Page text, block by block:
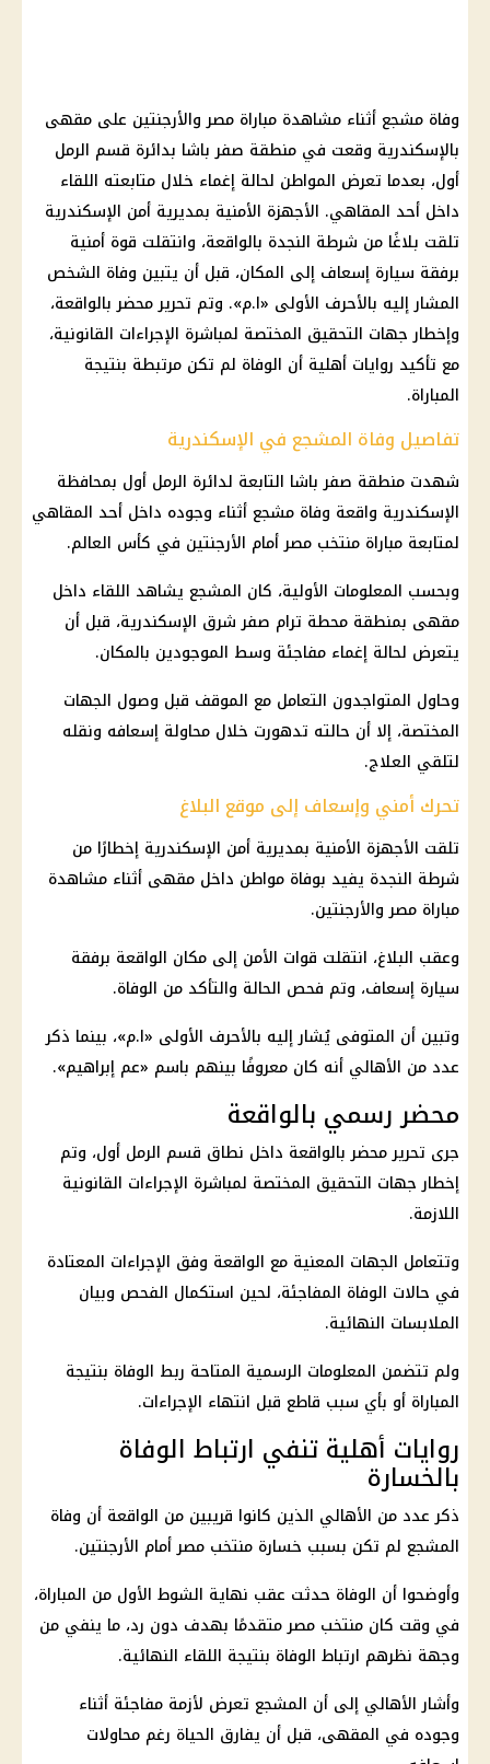
وفاة مشجع أثناء مشاهدة مباراة مصر والأرجنتين على مقهى
بالإسكندرية وقعت في منطقة صفر باشا بدائرة قسم الرمل
أول، بعدما تعرض المواطن لحالة إغماء خلال متابعته اللقاء
داخل أحد المقاهي. الأجهزة الأمنية بمديرية أمن الإسكندرية
تلقت بلاغًا من شرطة النجدة بالواقعة، وانتقلت قوة أمنية
برفقة سيارة إسعاف إلى المكان، قبل أن يتبين وفاة الشخص
المشار إليه بالأحرف الأولى «ا.م». وتم تحرير محضر بالواقعة،
وإخطار جهات التحقيق المختصة لمباشرة الإجراءات القانونية،
مع تأكيد روايات أهلية أن الوفاة لم تكن مرتبطة بنتيجة
المباراة.
تفاصيل وفاة المشجع في الإسكندرية
شهدت منطقة صفر باشا التابعة لدائرة الرمل أول بمحافظة
الإسكندرية واقعة وفاة مشجع أثناء وجوده داخل أحد المقاهي
لمتابعة مباراة منتخب مصر أمام الأرجنتين في كأس العالم.
وبحسب المعلومات الأولية، كان المشجع يشاهد اللقاء داخل
مقهى بمنطقة محطة ترام صفر شرق الإسكندرية، قبل أن
يتعرض لحالة إغماء مفاجئة وسط الموجودين بالمكان.
وحاول المتواجدون التعامل مع الموقف قبل وصول الجهات
المختصة، إلا أن حالته تدهورت خلال محاولة إسعافه ونقله
لتلقي العلاج.
تحرك أمني وإسعاف إلى موقع البلاغ
تلقت الأجهزة الأمنية بمديرية أمن الإسكندرية إخطارًا من
شرطة النجدة يفيد بوفاة مواطن داخل مقهى أثناء مشاهدة
مباراة مصر والأرجنتين.
وعقب البلاغ، انتقلت قوات الأمن إلى مكان الواقعة برفقة
سيارة إسعاف، وتم فحص الحالة والتأكد من الوفاة.
وتبين أن المتوفى يُشار إليه بالأحرف الأولى «ا.م»، بينما ذكر
عدد من الأهالي أنه كان معروفًا بينهم باسم «عم إبراهيم».
محضر رسمي بالواقعة
جرى تحرير محضر بالواقعة داخل نطاق قسم الرمل أول، وتم
إخطارجهات التحقيق المختصة لمباشرة الإجراءات القانونية
اللازمة.
وتتعامل الجهات المعنية مع الواقعة وفق الإجراءات المعتادة
في حالات الوفاة المفاجئة، لحين استكمال الفحص وبيان
الملابسات النهائية.
ولم تتضمن المعلومات الرسمية المتاحة ربط الوفاة بنتيجة
المباراة أو بأي سبب قاطع قبل انتهاء الإجراءات.
روايات أهلية تنفي ارتباط الوفاة
بالخسارة
ذكر عدد من الأهالي الذين كانوا قريبين من الواقعة أن وفاة
المشجع لم تكن بسبب خسارة منتخب مصر أمام الأرجنتين.
وأوضحوا أن الوفاة حدثت عقب نهاية الشوط الأول من المباراة،
في وقت كان منتخب مصرمتقدمًا بهدف دون رد، ما ينفي من
وجهة نظرهم ارتباط الوفاة بنتيجة اللقاء النهائية.
وأشار الأهالي إلى أن المشجع تعرض لأزمة مفاجئة أثناء
وجوده في المقهى، قبل أن يفارق الحياة رغم محاولات